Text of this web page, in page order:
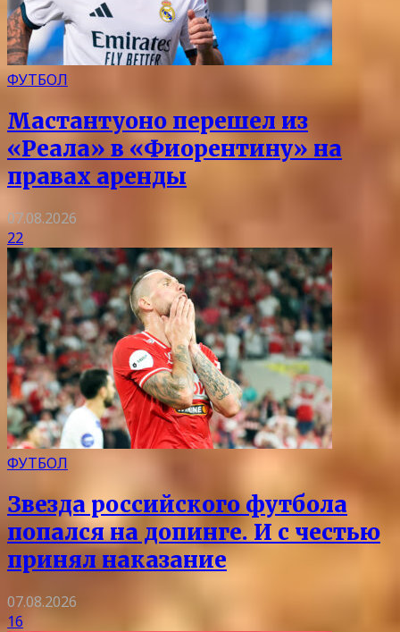
ФУТБОЛ
Мастантуоно перешел из
«Реала» в «Фиорентину» на
правах аренды
07.08.2026
22
ФУТБОЛ
Звезда российского футбола
попался на допинге. И с честью
принял наказание
07.08.2026
16